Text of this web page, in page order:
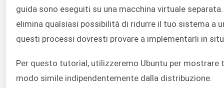
guida sono eseguiti su una macchina virtuale
elimina qualsiasi possibilità di ridurre il tuo sistema a
questi processi dovresti provare a implementarli in
Per questo tutorial, utilizzeremo Ubuntu per
modo simile indipendentemente dalla distribuzione.